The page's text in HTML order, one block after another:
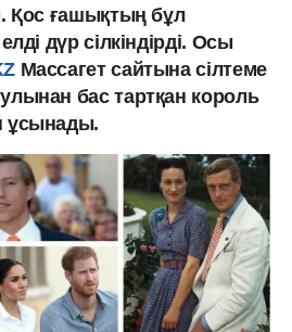
Қос ғашықтың бұл
дүр сілкіндірді. Осы
Массагет сайтына сілтеме
бас тартқан король
ұсынады.